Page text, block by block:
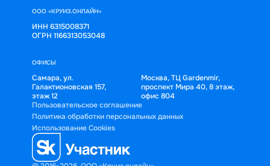
ООО «КРУИЗ.ОНЛАЙН»
ИНН 6315008371
ОГРН 1166313053048
ОФИСЫ
Самара, ул.
Галактионовская 157,
этаж 12
Москва, ТЦ Gardenmir,
проспект Мира 40, 8 этаж,
офис 804
Пользовательское соглашение
Политика обработки персональных данных
Использование Cookies